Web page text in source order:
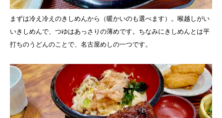
まずは冷え冷えのきしめんから（暖かいのも選べます）。喉越しがい
いきしめんで、つゆはあっさりの薄めです。ちなみにきしめんとは平
打ちのうどんのことで、名古屋めしの一つです。